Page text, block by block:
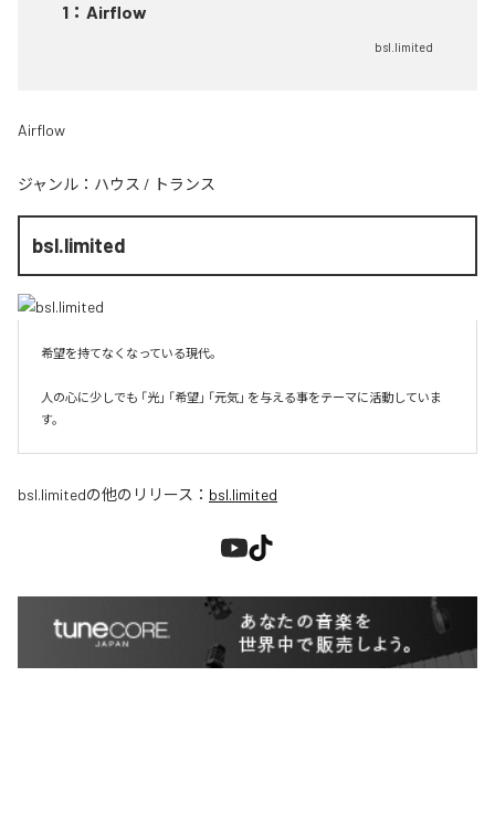
1 ： Airflow
bsl.limited
Airflow
ジャンル： ハウス / トランス
bsl.limited
希望を持てなくなっている現代。
人の心に少しでも 「光」 「希望」 「元気」 を与える事をテーマに活動していま
す。
bsl.limitedの他のリリース： bsl.limited